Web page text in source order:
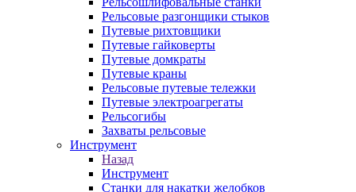
Рельсовые разгонщики стыков
Путевые рихтовщики
Путевые гайковерты
Путевые домкраты
Путевые краны
Рельсовые путевые тележки
Путевые электроагрегаты
Рельсогибы
Захваты рельсовые
Инструмент
Назад
Инструмент
Станки для накатки желобков